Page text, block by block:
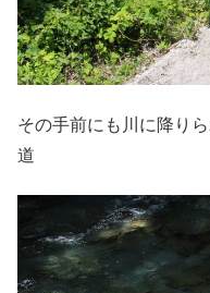
その手前にも川に降り
道